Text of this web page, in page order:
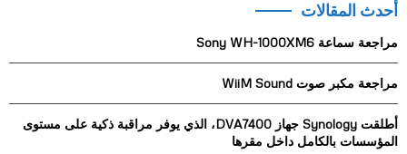
c
f
r
:
C
أحدث المقالات
مراجعة سماعة Sony WH-1000XM6
مراجعة مكبر صوت WiiM Sound
أطلقت Synology جهاز DVA7400، الذي يوفر مراقبة ذكية على مستوى
المؤسسات بالكامل داخل مقرها